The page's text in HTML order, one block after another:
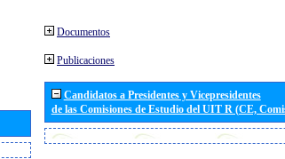
Documentos
Publicaciones
Candidatos a Presidentes y Vicepresidentes
de las Comisiones de Estudio del UIT R (CE,